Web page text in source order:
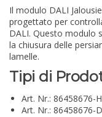
Il modulo DALI
progettato per
DALI. Questo modulo
la chiusura delle
lamelle.
Tipi di
Art. Nr.: 86458676-
Art. Nr.: 86458676-